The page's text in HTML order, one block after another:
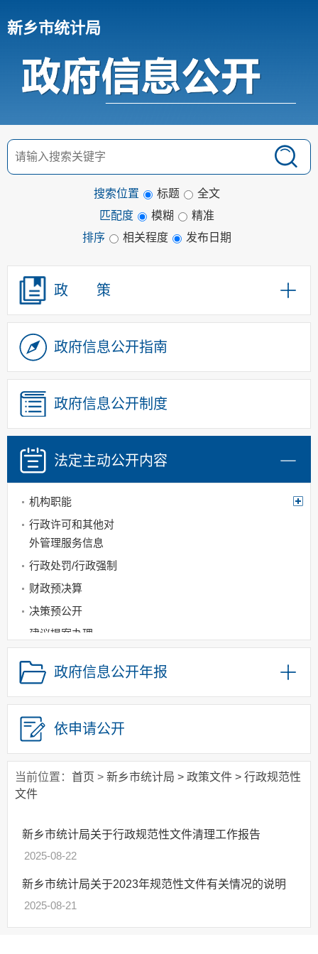
新乡市统计局
搜索位置 标题
全文
匹配度
模糊
精准
排序
相关程度 发布日期
政 策
政府信息公开指南
政府信息公开制度
法定主动公开内容
机构职能
行政许可和其他对
外管理服务信息
行政处罚/行政强制
财政预决算
决策预公开
建议提案办理
政策解读
统计严重失信企业
信息公示
政府信息公开年报
依申请公开
当前位置： 首页 > 新乡市统计局 > 政策文件 > 行政规范性
文件
新乡市统计局关于行政规范性文件清理工作报告
2025-08-22
新乡市统计局关于2023年规范性文件有关情况的说明
2025-08-21